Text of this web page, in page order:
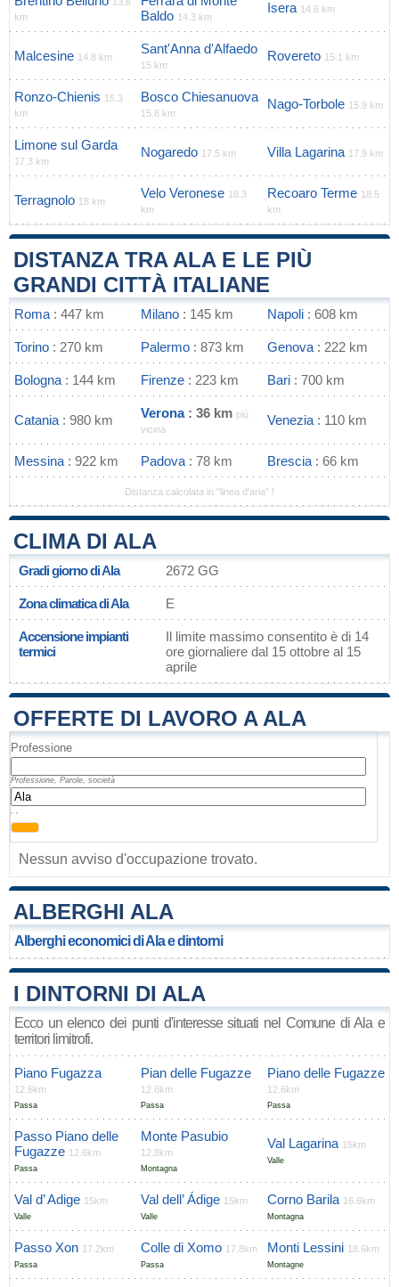
km
Baldo 14.3 km
Isera 14.6 km
Malcesine 14.8 km
Sant'Anna d'Alfaedo
15 km
Rovereto 15.1 km
Ronzo-Chienis 15.3
km
Bosco Chiesanuova
15.6 km
Nago-Torbole 15.9 km
Limone sul Garda
17.3 km
Nogaredo 17.5 km Villa Lagarina 17.9 km
Terragnolo 18 km
Velo Veronese 18.3
km
Recoaro Terme 18.5
km
DISTANZA TRA ALA E LE PIÙ
GRANDI CITTÀ ITALIANE
Roma : 447 km Milano : 145 km Napoli : 608 km
Torino : 270 km Palermo : 873 km Genova : 222 km
Bologna : 144 km Firenze : 223 km Bari : 700 km
Catania : 980 km Verona: 36 km più
vicina
Venezia : 110 km
Messina : 922 km Padova : 78 km Brescia : 66 km
Distanza calcolata in "linea d'aria" !
CLIMA DI ALA
Gradi giorno di Ala 2672 GG
Zona climatica di Ala E
Accensione impianti
termici
Il limite massimo consentito è di 14
ore giornaliere dal 15 ottobre al 15
aprile
OFFERTE DI LAVORO A ALA
Professione
Professione, Parole, società
, ,
Nessun avviso d'occupazione trovato.
ALBERGHI ALA
Alberghi economici di Ala e dintorni
I DINTORNI DI ALA
Ecco un elenco dei punti d'interesse situati nel Comune di Ala e
territori limitrofi.
Piano Fugazza
12.6km
Passa
Pian delle Fugazze
12.6km
Passa
Piano delle Fugazze
12.6km
Passa
Passo Piano delle
Fugazze 12.6km
Passa
Monte Pasubio
12.8km
Montagna
Val Lagarina 15km
Valle
Val d’ Adige 15km
Valle
Val dell’ Ádige 15km
Valle
Corno Barila 16.6km
Montagna
Passo Xon 17.2km
Passa
Colle di Xomo 17.8km
Passa
Monti Lessini 18.6km
Montagne